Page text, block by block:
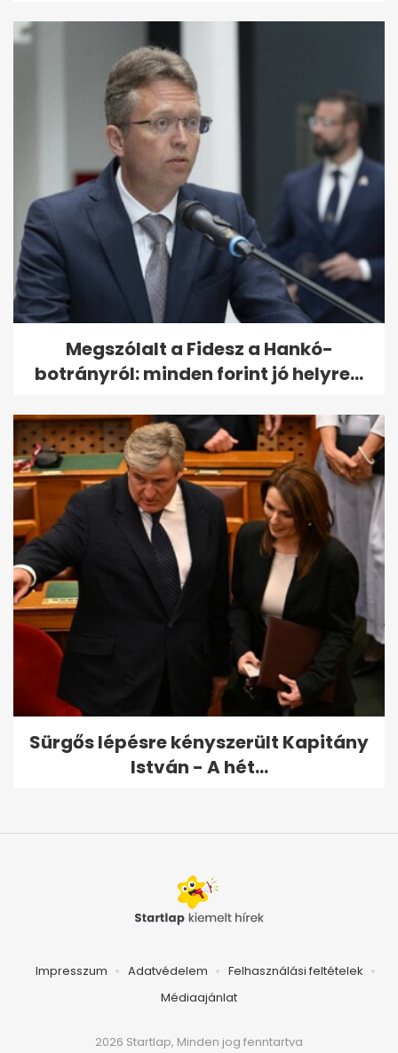
Megszólalt a Fidesz a Hankó-
botrányról: minden forint jó helyre...
Sürgős lépésre kényszerült Kapitány
István - A hét...
Impresszum Adatvédelem
Felhasználási feltételek
Médiaajánlat
2026 Startlap, Minden jog fenntartva